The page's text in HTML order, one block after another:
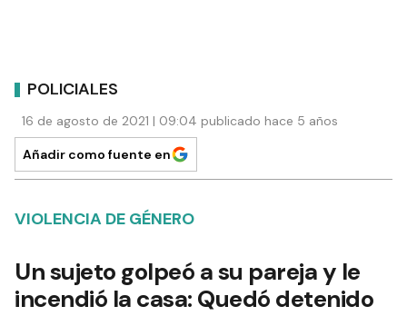
POLICIALES
16 de agosto de 2021 | 09:04 publicado hace 5 años
Añadir como fuente en
VIOLENCIA DE GÉNERO
Un sujeto golpeó a su pareja y le
incendió la casa: Quedó detenido